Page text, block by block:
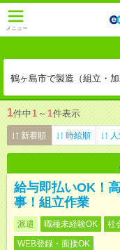
メニュー
鶴ヶ島市で製造（組立・
1件中1 ～ 1件表示
新着順 時給順
給与即払いOK！
事！組立作業
派遣 職種未経験OK 社
WEB登録・面接OK